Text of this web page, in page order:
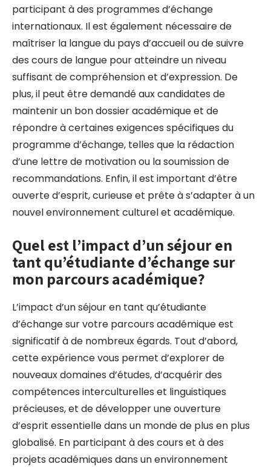
participant à des programmes d’échange
internationaux. Il est également nécessaire de
maîtriser la langue du pays d’accueil ou de suivre
des cours de langue pour atteindre un niveau
suffisant de compréhension et d’expression. De
plus, il peut être demandé aux candidates de
maintenir un bon dossier académique et de
répondre à certaines exigences spécifiques du
programme d’échange, telles que la rédaction
d’une lettre de motivation ou la soumission de
recommandations. Enfin, il est important d’être
ouverte d’esprit, curieuse et prête à s’adapter à un
nouvel environnement culturel et académique.
Quel est l’impact d’un séjour en
tant qu’étudiante d’échange sur
mon parcours académique?
L’impact d’un séjour en tant qu’étudiante
d’échange sur votre parcours académique est
significatif à de nombreux égards. Tout d’abord,
cette expérience vous permet d’explorer de
nouveaux domaines d’études, d’acquérir des
compétences interculturelles et linguistiques
précieuses, et de développer une ouverture
d’esprit essentielle dans un monde de plus en plus
globalisé. En participant à des cours et à des
projets académiques dans un environnement